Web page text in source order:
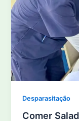
Desparasitação
Comer